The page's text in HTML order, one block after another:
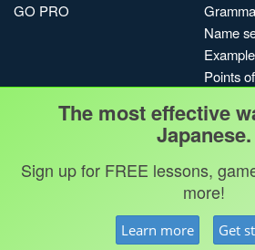
GO PRO
Name
Points
My
Search
Terms & conditions
The most effective
Japanese.
Sign up for FREE lessons,
more!
Learn more Get